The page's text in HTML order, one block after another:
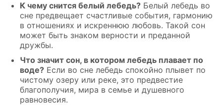
К чему снится белый лебедь? Белый лебедь во
сне предвещает счастливые события, гармонию
в отношениях и искреннюю любовь. Такой сон
может быть знаком верности и преданной
дружбы.
Что значит сон, в котором лебедь плавает по
воде? Если во сне лебедь спокойно плывет по
чистому озеру или реке, это предвестие
благополучия, мира в семье и душевного
равновесия.